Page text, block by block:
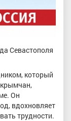
Севастополя
который
крымчан,
Он
вдохновляет
трудности.